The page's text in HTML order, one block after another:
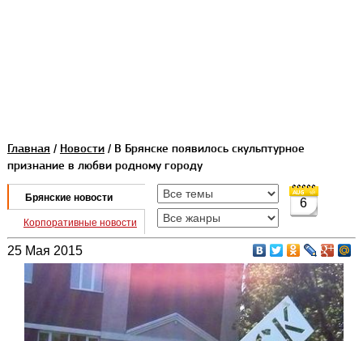
Главная / Новости/ В Брянске появилось скульптурное
признание в любви родному городу
Брянские новости
Корпоративные новости
6
25 Мая 2015